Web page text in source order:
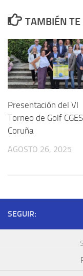
TAMBIÉN TE
Presentación del VI
Torneo de Golf
Coruña
AGOSTO 26, 2025
SEGUIR: